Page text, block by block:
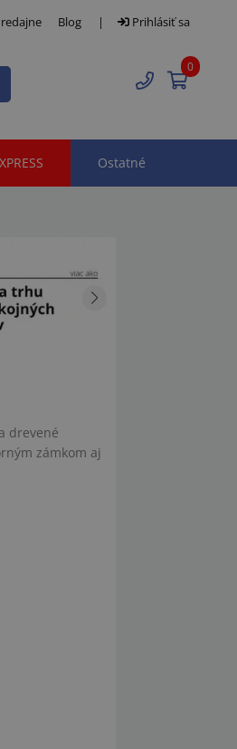
Blog | Prihlásiť sa
0
Ostatné
drevené
zámkom aj